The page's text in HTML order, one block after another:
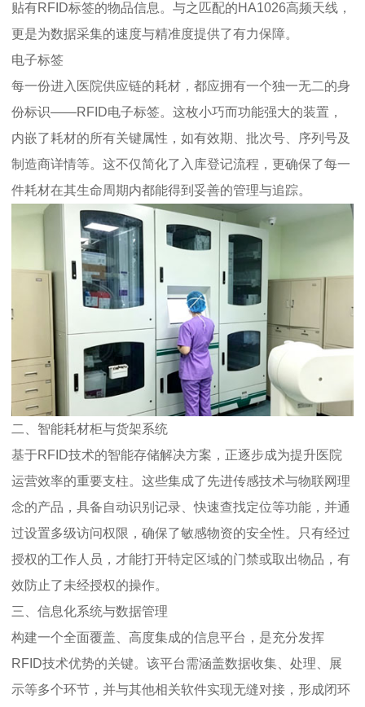
贴有RFID标签的物品信息。与之匹配的HA1026高频天线，
更是为数据采集的速度与精准度提供了有力保障。
电子标签
每一份进入医院供应链的耗材，都应拥有一个独一无二的身
份标识——RFID电子标签。这枚小巧而功能强大的装置，
内嵌了耗材的所有关键属性，如有效期、批次号、序列号及
制造商详情等。这不仅简化了入库登记流程，更确保了每一
件耗材在其生命周期内都能得到妥善的管理与追踪。
二、智能耗材柜与货架系统
基于RFID技术的智能存储解决方案，正逐步成为提升医院
运营效率的重要支柱。这些集成了先进传感技术与物联网理
念的产品，具备自动识别记录、快速查找定位等功能，并通
过设置多级访问权限，确保了敏感物资的安全性。只有经过
授权的工作人员，才能打开特定区域的门禁或取出物品，有
效防止了未经授权的操作。
三、信息化系统与数据管理
构建一个全面覆盖、高度集成的信息平台，是充分发挥
RFID技术优势的关键。该平台需涵盖数据收集、处理、展
示等多个环节，并与其他相关软件实现无缝对接，形成闭环